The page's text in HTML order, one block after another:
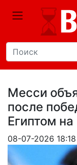
Месси
после
Египтом
08-07-2026 18:18